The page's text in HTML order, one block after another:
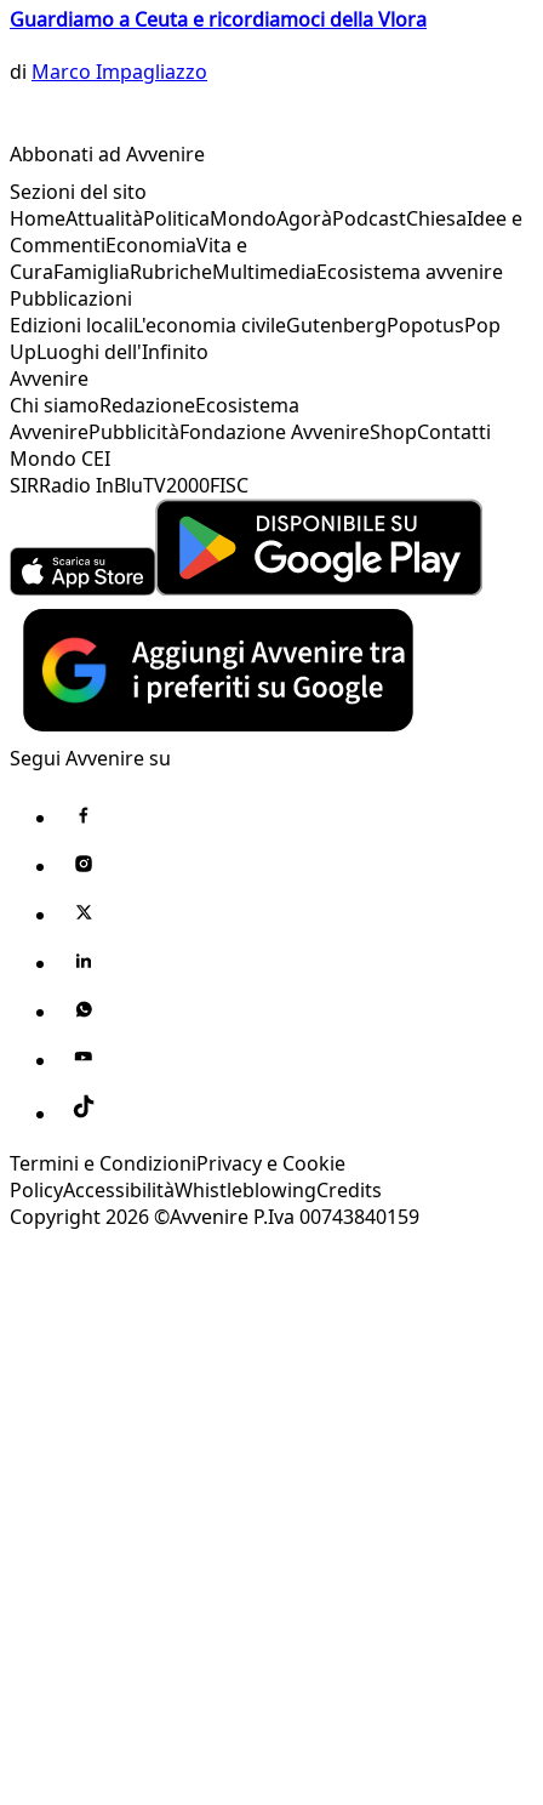
Guardiamo a Ceuta e ricordiamoci della Vlora
di Marco Impagliazzo
Abbonati ad Avvenire
Sezioni del sito
HomeAttualitàPoliticaMondoAgoràPodcastChiesaIdee e
CommentiEconomiaVita e
CuraFamigliaRubricheMultimediaEcosistema avvenire
Pubblicazioni
Edizioni localiL'economia civileGutenbergPopotusPop
UpLuoghi dell'Infinito
Avvenire
Chi siamoRedazioneEcosistema
AvvenirePubblicitàFondazione AvvenireShopContatti
Mondo CEI
SIRRadio InBluTV2000FISC
Segui Avvenire su
Termini e CondizioniPrivacy e Cookie
PolicyAccessibilitàWhistleblowingCredits
Copyright 2026 ©Avvenire P.Iva 00743840159